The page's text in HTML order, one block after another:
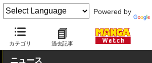
Powered by
カテゴリ 過去記事
MANGA Watch 青年
ニュース